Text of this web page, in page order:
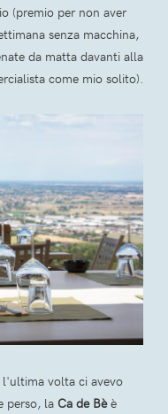
(premio per non aver
senza macchina,
da matta davanti alla
come mio solito).
volta ci avevo
perso, la Ca de Bèè